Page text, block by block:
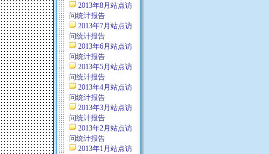
2013年8月站点访
问统计报告
2013年7月站点访
问统计报告
2013年6月站点访
问统计报告
2013年5月站点访
问统计报告
2013年4月站点访
问统计报告
2013年3月站点访
问统计报告
2013年2月站点访
问统计报告
2013年1月站点访